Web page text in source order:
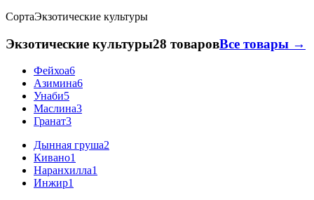
СортаЭкзотические культуры
Экзотические культуры28 товаровВсе товары →
Фейхоа6
Азимина6
Унаби5
Маслина3
Гранат3
Дынная груша2
Кивано1
Наранхилла1
Инжир1